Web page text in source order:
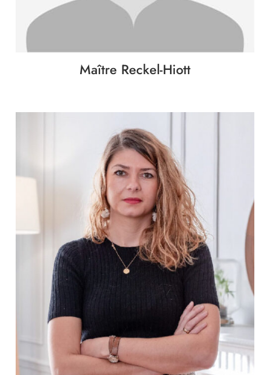
Famille
Patrimoine
Collectivités
Maître Reckel-Hiott